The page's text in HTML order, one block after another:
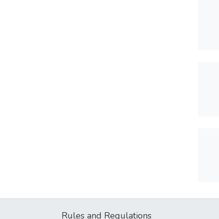
Rules and Regulations